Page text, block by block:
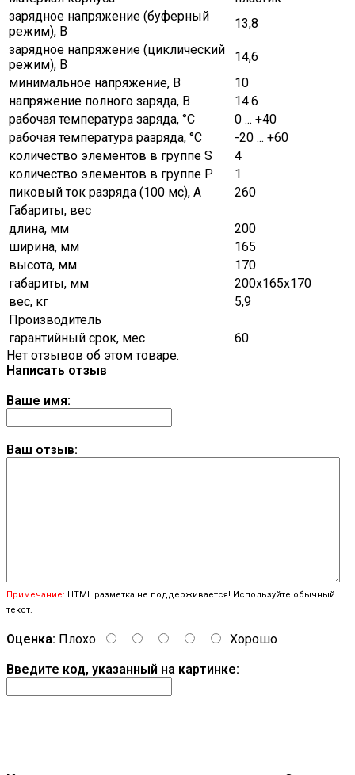
зарядное напряжение (буферный
режим), В
13,8
зарядное напряжение (циклический
режим), В
14,6
минимальное напряжение, В
10
напряжение полного заряда, В
14.6
рабочая температура заряда, °C
0 ... +40
рабочая температура разряда, °C
-20 ... +60
количество элементов в группе S
4
количество элементов в группе Р
1
пиковый ток разряда (100 мс), A
260
Габариты, вес
длина, мм
200
ширина, мм
165
высота, мм
170
габариты, мм
200х165х170
вес, кг
5,9
Производитель
гарантийный срок, мес
60
Нет отзывов об этом товаре.
Написать отзыв
Ваше имя:
Ваш отзыв:
Примечание: HTML разметка не поддерживается! Используйте обычный
текст.
Оценка: Плохо
Хорошо
Введите код, указанный на картинке: